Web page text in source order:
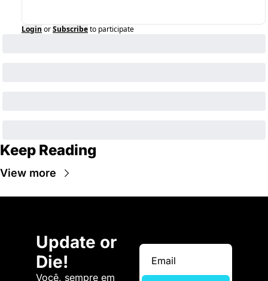
Login orSubscribeto participate
Keep Reading
View more
Update or
Die!
Você, sempre em